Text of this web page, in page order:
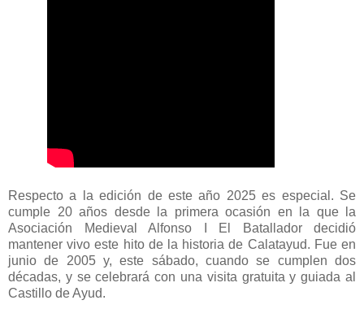
Respecto a la edición de este año 2025 es especial. Se
cumple 20 años desde la primera ocasión en la que la
Asociación Medieval Alfonso I El Batallador decidió
mantener vivo este hito de la historia de Calatayud. Fue en
junio de 2005 y, este sábado, cuando se cumplen dos
décadas, y se celebrará con una visita gratuita y guiada al
Castillo de Ayud.